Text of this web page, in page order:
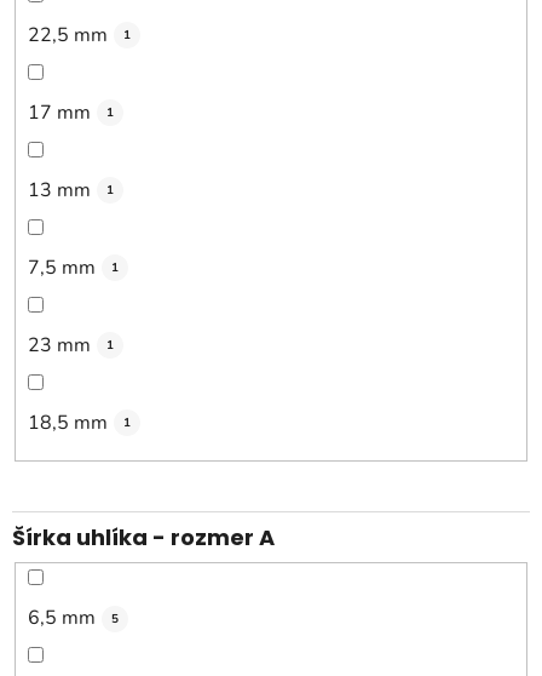
22,5 mm 1
17 mm 1
13 mm 1
7,5 mm 1
23 mm 1
18,5 mm 1
Šírka uhlíka - rozmer A
6,5 mm 5